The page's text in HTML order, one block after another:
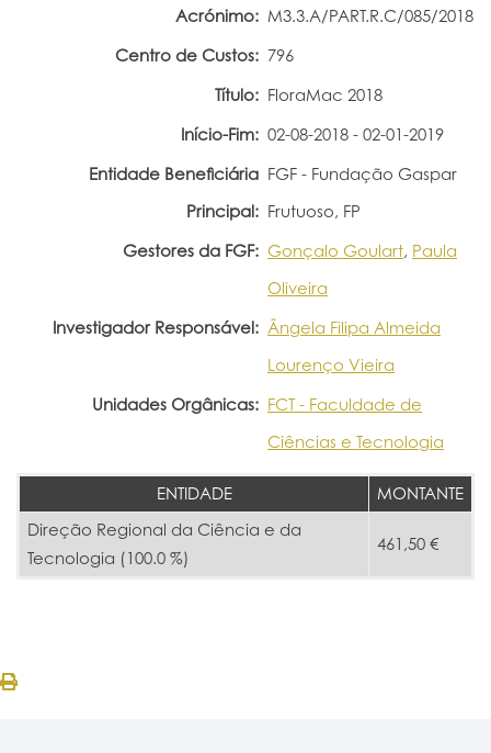
Acrónimo: M3.3.A/PART.R.C/085/2018
Centro de Custos: 796
Título: FloraMac 2018
Início-Fim: 02-08-2018 - 02-01-2019
Entidade Beneficiária
Principal:
FGF - Fundação Gaspar
Frutuoso, FP
Gestores da FGF: Gonçalo Goulart, Paula
Oliveira
Investigador Responsável: Ângela Filipa Almeida
Lourenço Vieira
Unidades Orgânicas: FCT - Faculdade de
Ciências e Tecnologia
ENTIDADE
MONTANTE
Direção Regional da Ciência e da
Tecnologia (100.0 %)
461,50 €